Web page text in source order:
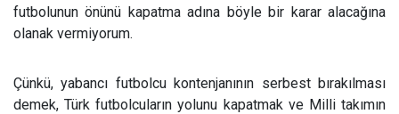
futbolunun önünü kapatma adına böyle bir karar alacağına
olanak vermiyorum.
Çünkü, yabancı futbolcu kontenjanının serbest bırakılması
demek, Türk futbolcuların yolunu kapatmak ve Milli takımın